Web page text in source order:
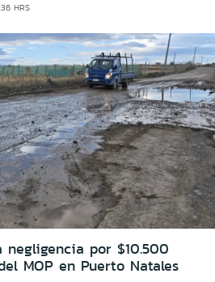
HRS
por $10.500
MOP en Puerto Natales